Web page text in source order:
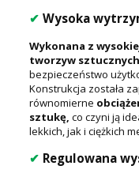
✔ Wysoka
Wykonana z
tworzyw
bezpieczeństwo
Konstrukcja została
równomierne
sztukę, co czyni ją
lekkich, jak i ciężkich
✔ Regulowana